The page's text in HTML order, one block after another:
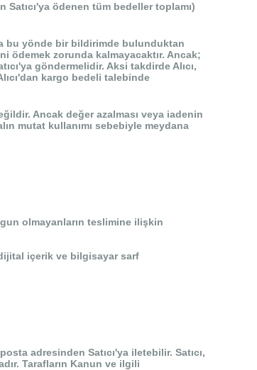
ödenen tüm bedeller toplamı)
bu yönde bir bildirimde bulunduktan
ödemek zorunda kalmayacaktır. Ancak;
göndermelidir. Aksi takdirde Alıcı,
kargo bedeli talebinde
Ancak değer azalması veya iadenin
mutat kullanımı sebebiyle meydana
olmayanların teslimine ilişkin
içerik ve bilgisayar sarf
adresinden Satıcı'ya iletebilir. Satıcı,
Tarafların Kanun ve ilgili